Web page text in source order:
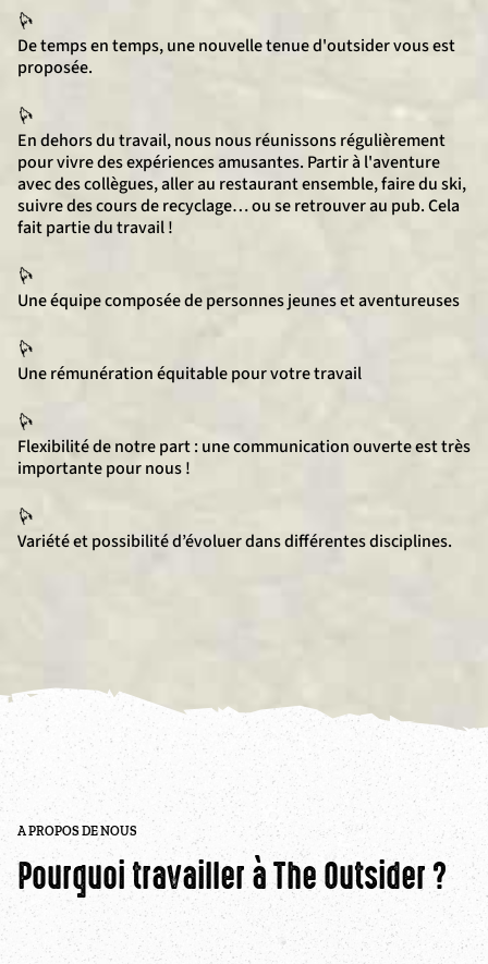
De temps en temps, une nouvelle tenue d'outsider vous est
proposée.
En dehors du travail, nous nous réunissons régulièrement
pour vivre des expériences amusantes. Partir à l'aventure
avec des collègues, aller au restaurant ensemble, faire du ski,
suivre des cours de recyclage… ou se retrouver au pub. Cela
fait partie du travail !
Une équipe composée de personnes jeunes et aventureuses
Une rémunération équitable pour votre travail
Flexibilité de notre part : une communication ouverte est très
importante pour nous !
Variété et possibilité d’évoluer dans différentes disciplines.
A PROPOS DE NOUS
Pourquoi travailler à The Outsider ?